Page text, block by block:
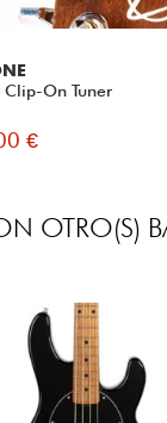
Clip-On Tuner
€
OTRO(S)